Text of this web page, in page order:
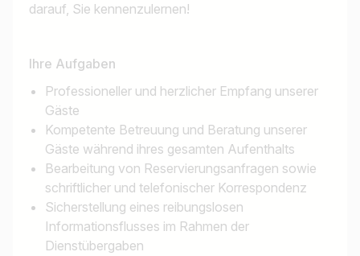
darauf, Sie kennenzulernen!
Ihre Aufgaben
Professioneller und herzlicher Empfang unserer
Gäste
Kompetente Betreuung und Beratung unserer
Gäste während ihres gesamten Aufenthalts
Bearbeitung von Reservierungsanfragen sowie
schriftlicher und telefonischer Korrespondenz
Sicherstellung eines reibungslosen
Informationsflusses im Rahmen der
Dienstübergaben